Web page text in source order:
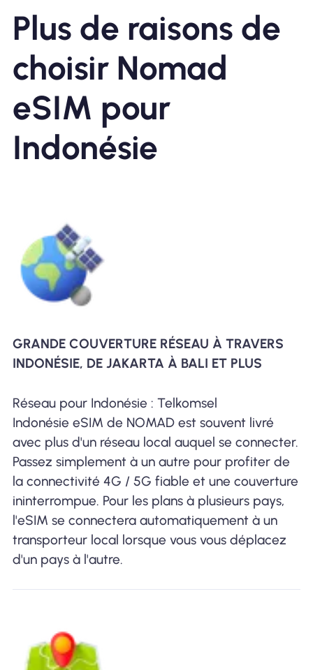
Plus de raisons de
choisir Nomad
eSIM pour
Indonésie
GRANDE COUVERTURE RÉSEAU À TRAVERS
INDONÉSIE, DE JAKARTA À BALI ET PLUS
Réseau pour Indonésie : Telkomsel
Indonésie eSIM de NOMAD est souvent livré
avec plus d'un réseau local auquel se connecter.
Passez simplement à un autre pour profiter de
la connectivité 4G / 5G fiable et une couverture
ininterrompue. Pour les plans à plusieurs pays,
l'eSIM se connectera automatiquement à un
transporteur local lorsque vous vous déplacez
d'un pays à l'autre.